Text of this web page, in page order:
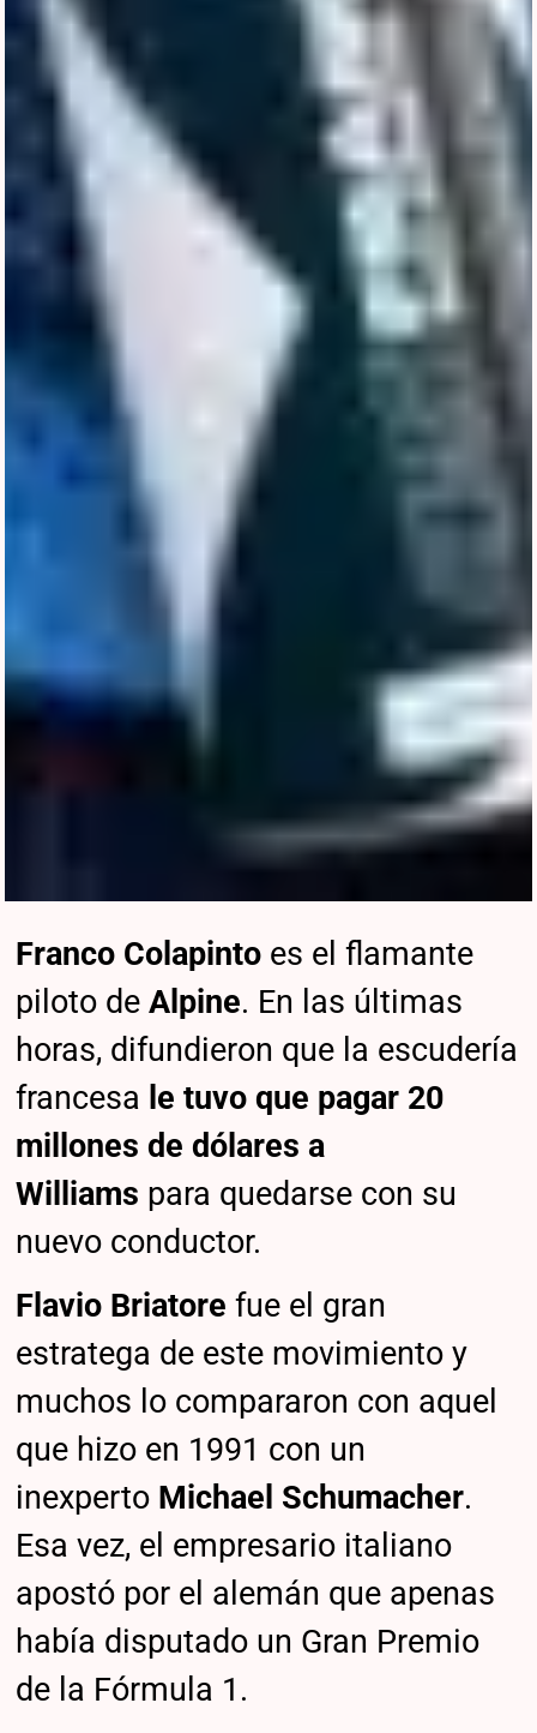
Franco Colapinto es el flamante
piloto deAlpine. En las últimas
horas, difundieron que la escudería
francesa le tuvo que pagar 20
millones de dólares a
Williams para quedarse con su
nuevo conductor.
Flavio Briatore fue el gran
estratega de este movimiento y
muchos lo compararon con aquel
que hizo en 1991 con un
inexperto Michael Schumacher.
Esa vez, el empresario italiano
apostó por el alemán que apenas
había disputado un Gran Premio
de la Fórmula 1.